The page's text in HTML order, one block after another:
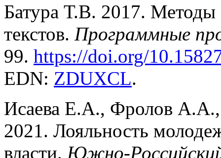
Батура Т.В. 2017. Методы
текстов. Программные
99. https://doi.org/
EDN: ZDUXCL.
Исаева Е.А., Фролов
2021. Лояльность
власти. Южно-